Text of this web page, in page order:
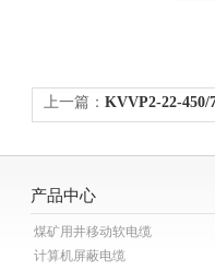
上一篇： KVVP2-22-450/
产品中心
煤矿用井移动软电缆
计算机屏蔽电缆